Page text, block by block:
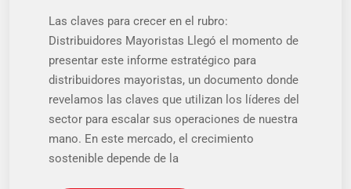
Las claves para crecer en el rubro:
Distribuidores Mayoristas Llegó el momento de
presentar este informe estratégico para
distribuidores mayoristas, un documento donde
revelamos las claves que utilizan los líderes del
sector para escalar sus operaciones de nuestra
mano. En este mercado, el crecimiento
sostenible depende de la